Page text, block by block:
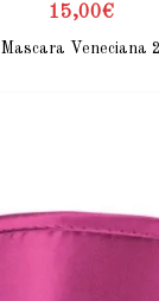
15,00€
Mascara Veneciana 2